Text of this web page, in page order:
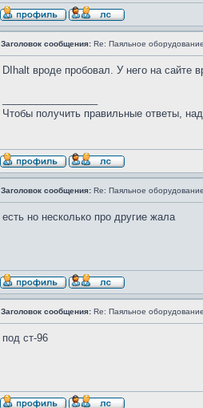
Заголовок сообщения: Re: Паяльное оборудование.
DIhalt вроде пробовал. У него на сайте
Чтобы получить правильные ответы,
Заголовок сообщения: Re: Паяльное оборудование.
есть но несколько про другие жала
Заголовок сообщения: Re: Паяльное оборудование.
под ст-96